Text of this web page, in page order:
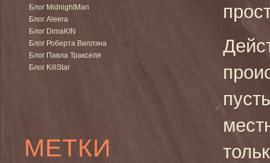
Блог MidnightMan
Блог Aleera
Блог DimaKIN
Блог Роберта Виллэна
Блог Павла Тракселя
Блог KillStar
МЕТКИ